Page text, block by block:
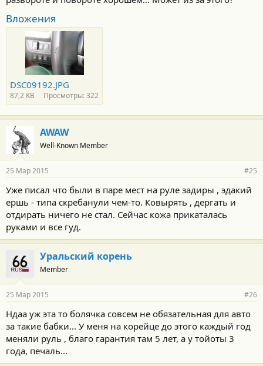
Вложения
DSC09192.JPG
87,2 KB Просмотры: 322
AWAW
Well-Known Member
25 Мар 2015 #25
Уже писал что были в паре мест на руле задиры , эдакий
ершь - типа скребанули чем-то. Ковырять , дергать и
отдирать ничего не стал. Сейчас кожа прикаталась
руками и все гуд.
Уральский корень
Member
25 Мар 2015 #26
Ндаа уж эта то болячка совсем не обязательная для авто
за такие бабки... У меня на корейце до этого каждый год
меняли руль , благо гарантия там 5 лет, а у тойоты 3
года, печаль...